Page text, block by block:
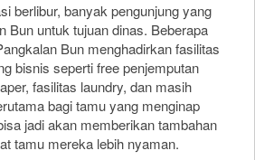
berlibur, banyak pengunjung yang
Bun untuk tujuan dinas. Beberapa
Bun menghadirkan fasilitas
bisnis seperti free penjemputan
fasilitas laundry, dan masih
bagi tamu yang menginap
jadi akan memberikan tambahan
tamu mereka lebih nyaman.